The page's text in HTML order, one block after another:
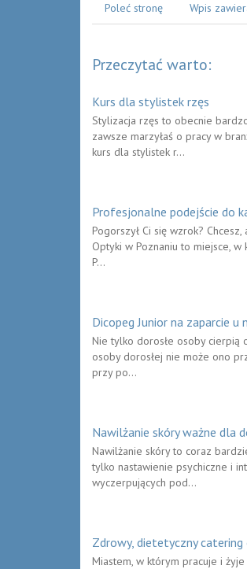
Poleć stronę Wpis
Przeczytać warto:
Kurs dla stylistek rzęs
Stylizacja rzęs to obecnie
zawsze marzyłaś o pracy w
kurs dla stylistek r...
Profesjonalne podejście do
Pogorszył Ci się wzrok?
Optyki w Poznaniu to miejsce,
P...
Dicopeg Junior na zaparcie
Nie tylko dorosłe osoby cierpią
osoby dorosłej nie może ono
przy po...
Nawilżanie skóry ważne dla
Nawilżanie skóry to coraz
tylko nastawienie psychiczne i
wyczerpujących pod...
Zdrowy, dietetyczny
Miastem, w którym pracuje i